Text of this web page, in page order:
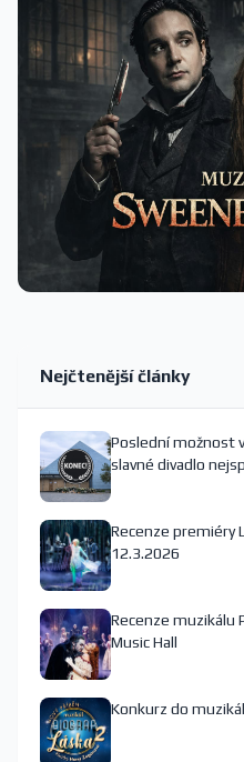
Nejčtenější články
Poslední možnost
slavné divadlo
Recenze premiéry
12.3.2026
Recenze muzikálu
Music Hall
Konkurz do